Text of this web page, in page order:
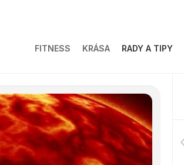
FITNESS KRÁSA RADY A TIPY